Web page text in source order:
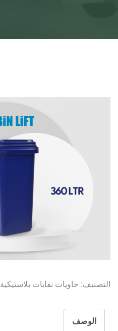
التصنيف: حاويات نفايات بلاستيكية
الوصف